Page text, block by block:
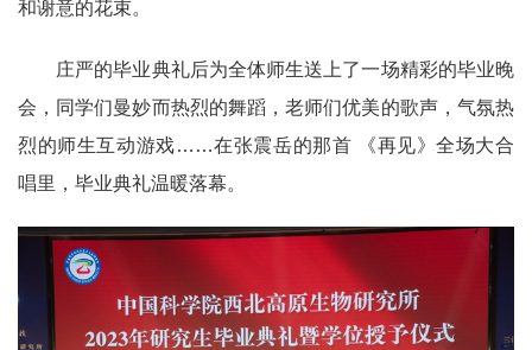
和谢意的花束。
庄严的毕业典礼后为全体师生送上了一场精彩的毕业晚
会，同学们曼妙而热烈的舞蹈，老师们优美的歌声，气氛热
烈的师生互动游戏……在张震岳的那首 《再见》全场大合
唱里，毕业典礼温暖落幕。